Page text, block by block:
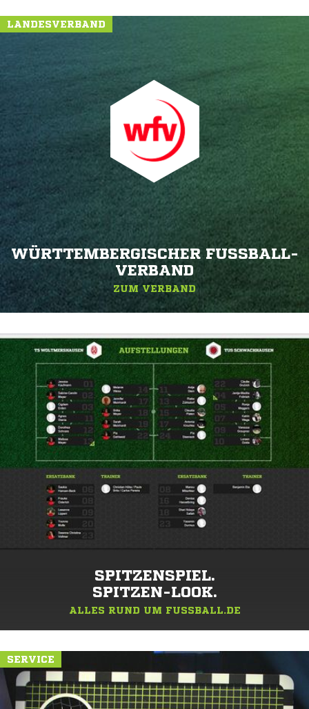
LANDESVERBAND
WÜRTTEMBERGISCHER FUSSBALL-V
ERBAND
ZUM VERBAND
SPITZENSPIEL.
SPITZEN-LOOK.
ALLES RUND UM FUSSBALL.DE
SERVICE